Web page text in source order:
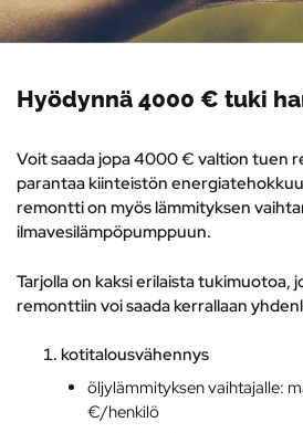
Hyödynnä 4000 € tuki
Voit saada jopa 4000 € valtion tuen
parantaa kiinteistön
remontti on myös lämmityksen
ilmavesilämpöpumppuun.
Tarjolla on kaksi erilaista tukimuotoa,
remonttiin voi saada kerrallaan
kotitalousvähennys
öljylämmityksen vaihtajalle:
€/henkilö